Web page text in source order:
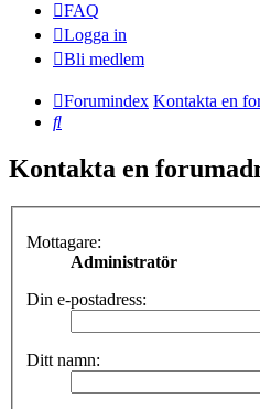
FAQ
Logga in
Bli medlem
Forumindex Kontakta en
Sök
Kontakta en
Mottagare:
Administratör
Din e-postadress:
Ditt namn: